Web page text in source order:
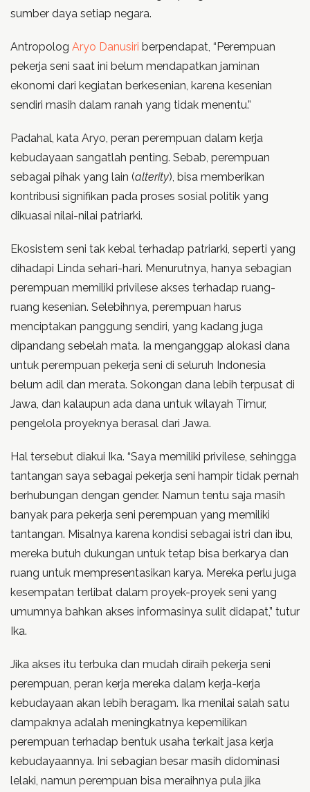
sumber daya setiap negara.
Antropolog Aryo Danusiri berpendapat, “Perempuan
pekerja seni saat ini belum mendapatkan jaminan
ekonomi dari kegiatan berkesenian, karena kesenian
sendiri masih dalam ranah yang tidak menentu.”
Padahal, kata Aryo, peran perempuan dalam kerja
kebudayaan sangatlah penting. Sebab, perempuan
sebagai pihak yang lain (alterity), bisa memberikan
kontribusi signifikan pada proses sosial politik yang
dikuasai nilai-nilai patriarki.
Ekosistem seni tak kebal terhadap patriarki, seperti yang
dihadapi Linda sehari-hari. Menurutnya, hanya sebagian
perempuan memiliki privilese akses terhadap ruang-
ruang kesenian. Selebihnya, perempuan harus
menciptakan panggung sendiri, yang kadang juga
dipandang sebelah mata. Ia menganggap alokasi dana
untuk perempuan pekerja seni di seluruh Indonesia
belum adil dan merata. Sokongan dana lebih terpusat di
Jawa, dan kalaupun ada dana untuk wilayah Timur,
pengelola proyeknya berasal dari Jawa.
Hal tersebut diakui Ika. “Saya memiliki privilese, sehingga
tantangan saya sebagai pekerja seni hampir tidak pernah
berhubungan dengan gender. Namun tentu saja masih
banyak para pekerja seni perempuan yang memiliki
tantangan. Misalnya karena kondisi sebagai istri dan ibu,
mereka butuh dukungan untuk tetap bisa berkarya dan
ruang untuk mempresentasikan karya. Mereka perlu juga
kesempatan terlibat dalam proyek-proyek seni yang
umumnya bahkan akses informasinya sulit didapat,” tutur
Ika.
Jika akses itu terbuka dan mudah diraih pekerja seni
perempuan, peran kerja mereka dalam kerja-kerja
kebudayaan akan lebih beragam. Ika menilai salah satu
dampaknya adalah meningkatnya kepemilikan
perempuan terhadap bentuk usaha terkait jasa kerja
kebudayaannya. Ini sebagian besar masih didominasi
lelaki, namun perempuan bisa meraihnya pula jika